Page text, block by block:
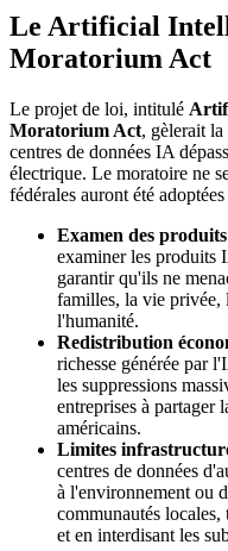
Le Artificial
Moratorium Act
Le projet de loi, intitulé
Moratorium Act, gèlerait
centres de données IA
électrique. Le moratoire ne
fédérales auront été
Examen des
examiner les produits
garantir qu'ils ne
familles, la vie privée,
l'humanité.
Redistribution
richesse générée par
les suppressions
entreprises à partager
américains.
Limites
centres de données
à l'environnement ou
communautés
et en interdisant les